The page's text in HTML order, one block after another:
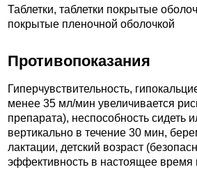
Таблетки, таблетки покрытые
покрытые пленочной оболочкой
Противопоказания
Гиперчувствительность,
менее 35 мл/мин увеличивается
препарата), неспособность сидеть
вертикально в течение 30 мин,
лактации, детский возраст
эффективность в настоящее время